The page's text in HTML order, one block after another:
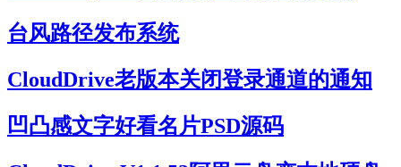
台风路径发布系统
CloudDrive老版本关闭登录通道的通知
凹凸感文字好看名片PSD源码